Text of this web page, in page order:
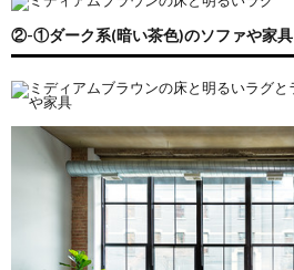
②-①ダーク系(暗い茶色)のソファや家具